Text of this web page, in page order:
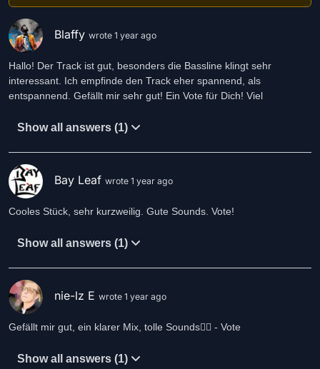
Blaffy wrote 1 year ago
Hallo! Der Track ist gut, besonders die Bassline klingt sehr
interessant. Ich empfinde den Track eher spannend, als
entspannend. Gefällt mir sehr gut! Ein Vote für Dich! Viel
Show all answers (1)
Bay Leaf wrote 1 year ago
Cooles Stück, sehr kurzweilig. Gute Sounds. Vote!
Show all answers (1)
nie-lz E wrote 1 year ago
Gefällt mir gut, ein klarer Mix, tolle Sounds👍🏻 - Vote
Show all answers (1)